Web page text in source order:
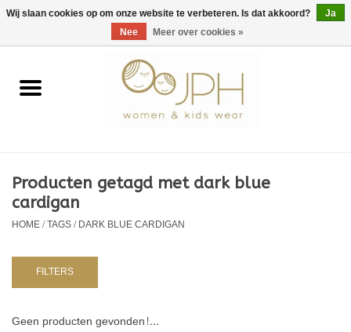
EUR/GBP/USD 0 Artikelen - €0,00
Home
Kids
Baby
Producten getagd met dark blue
cardigan
HOME/TAGS/DARK BLUE CARDIGAN
FILTERS
Geen producten gevonden!...
Wij slaan cookies op om onze website te verbeteren. Is dat akkoord?
Ja
Nee
Meer over cookies »